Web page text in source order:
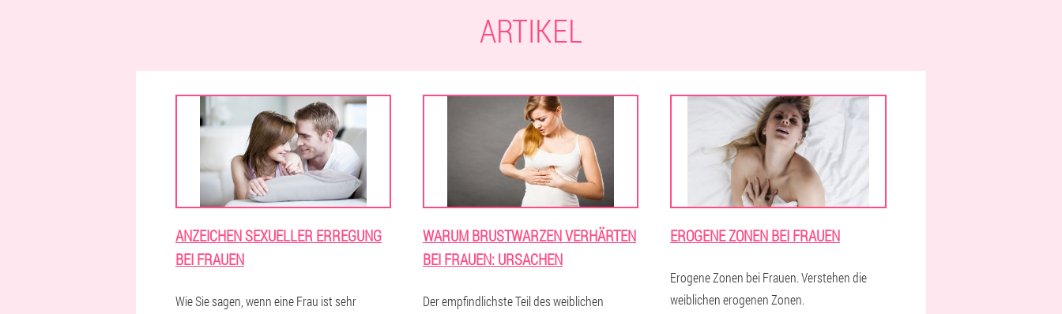
ARTIKEL
ANZEICHEN SEXUELLER ERREGUNG
BEI FRAUEN
Wie Sie sagen, wenn eine Frau ist sehr
WARUM BRUSTWARZEN VERHÄRTEN
BEI FRAUEN: URSACHEN
Der empfindlichste Teil des weiblichen
EROGENE ZONEN BEI FRAUEN
Erogene Zonen bei Frauen. Verstehen die
weiblichen erogenen Zonen.